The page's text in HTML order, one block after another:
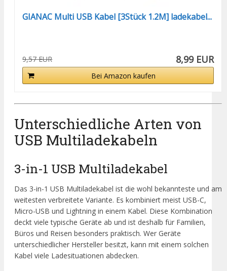
GIANAC Multi USB Kabel [3Stück 1.2M] ladekabel...
9,57 EUR 8,99 EUR
Bei Amazon kaufen
Unterschiedliche Arten von
USB Multiladekabeln
3-in-1 USB Multiladekabel
Das 3-in-1 USB Multiladekabel ist die wohl bekannteste und am
weitesten verbreitete Variante. Es kombiniert meist USB-C,
Micro-USB und Lightning in einem Kabel. Diese Kombination
deckt viele typische Geräte ab und ist deshalb für Familien,
Büros und Reisen besonders praktisch. Wer Geräte
unterschiedlicher Hersteller besitzt, kann mit einem solchen
Kabel viele Ladesituationen abdecken.